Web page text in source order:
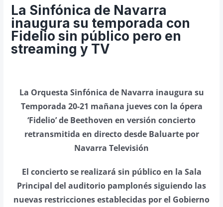
Cosas de Beckmesser
Nosotros y privacidad
Buscar:
La Sinfónica de Navarra
inaugura su temporada con
Fidelio sin público pero en
streaming y TV
La Orquesta Sinfónica de Navarra inaugura su
Temporada 20-21 mañana jueves con la ópera
‘Fidelio’ de Beethoven en versión concierto
retransmitida en directo desde Baluarte por
Navarra Televisión
El concierto se realizará sin público en la Sala
Principal del auditorio pamplonés siguiendo las
nuevas restricciones establecidas por el Gobierno